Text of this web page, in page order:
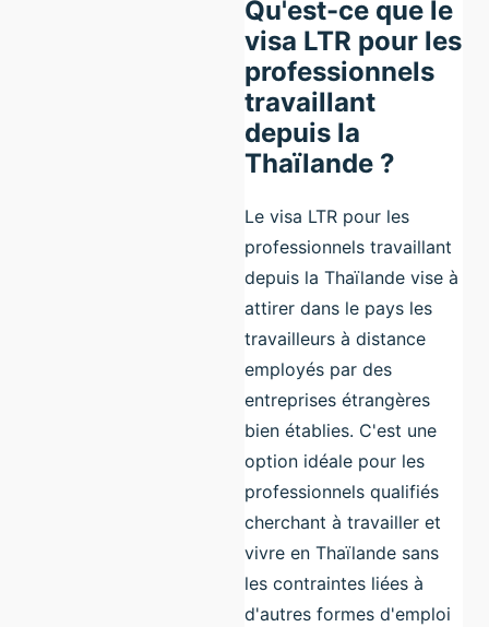
Qu'est-ce que le
visa LTR pour les
professionnels
travaillant
depuis la
Thaïlande ?
Le visa LTR pour les
professionnels travaillant
depuis la Thaïlande vise à
attirer dans le pays les
travailleurs à distance
employés par des
entreprises étrangères
bien établies. C'est une
option idéale pour les
professionnels qualifiés
cherchant à travailler et
vivre en Thaïlande sans
les contraintes liées à
d'autres formes d'emploi